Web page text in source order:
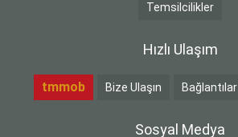
Temsilcilikler
Hızlı Ulaşım
tmmob Bize Ulaşın Bağlantılar
Sosyal Medya